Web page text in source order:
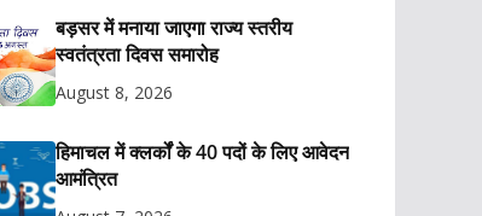
बड़सर में मनाया जाएगा राज्य स्तरीय
स्वतंत्रता दिवस समारोह
August 8, 2026
हिमाचल में क्लर्कों के 40 पदों के लिए आवेदन
आमंत्रित